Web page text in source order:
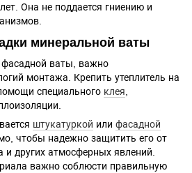
Она не поддается гниению и
минеральной ваты
фасадной ваты, важно
монтажа. Крепить утеплитель на
специального клея
штукатуркой или фасадной
чтобы надежно защитить его от
и других атмосферных явлений.
важно соблюсти правильную